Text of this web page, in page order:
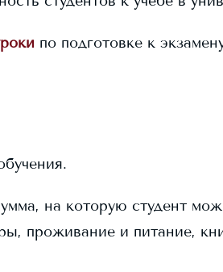
по подготовке к
на которую студент
проживание и питание,